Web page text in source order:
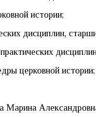
истории;
дисциплин,
церковной истории;
Марина